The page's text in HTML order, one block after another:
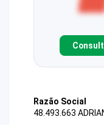
Razão Social
48.493.663